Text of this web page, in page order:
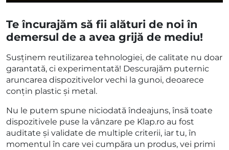
Te încurajăm să fii alături de noi în
demersul de a avea grijă de mediu!
Susținem reutilizarea tehnologiei, de calitate nu doar
garantată, ci experimentată! Descurajăm puternic
aruncarea dispozitivelor vechi la gunoi, deoarece
conțin plastic și metal.
Nu le putem spune niciodată îndeajuns, însă toate
dispozitivele puse la vânzare pe Klap.ro au fost
auditate și validate de multiple criterii, iar tu, în
momentul în care vei cumpăra un produs, vei primi